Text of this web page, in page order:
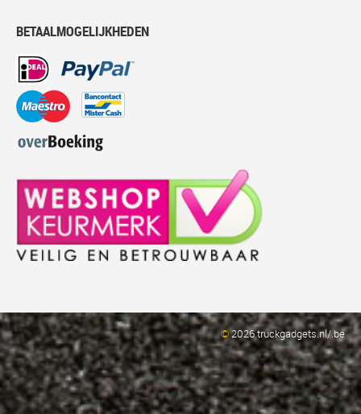
BETAALMOGELIJKHEDEN
©2026 truckgadgets.nl/.be